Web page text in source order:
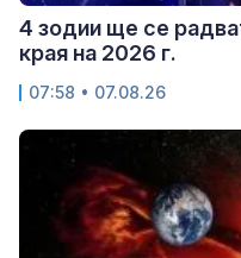
4 зодии ще се
края на 2026 г.
07:58 • 07.08.26